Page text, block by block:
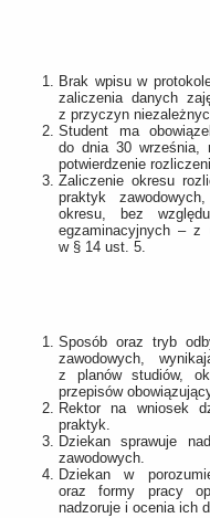
Brak wpisu w
zaliczenia danych
z przyczyn
Student ma
do dnia 30
potwierdzenie
Zaliczenie okresu
praktyk
okresu, bez
egzaminacyjnych – z
w § 14 ust. 5.
Sposób oraz tryb
zawodowych,
z planów studiów,
przepisów
Rektor na wniosek
praktyk.
Dziekan sprawuje
zawodowych.
Dziekan w
oraz formy pracy
nadzoruje i ocenia ich